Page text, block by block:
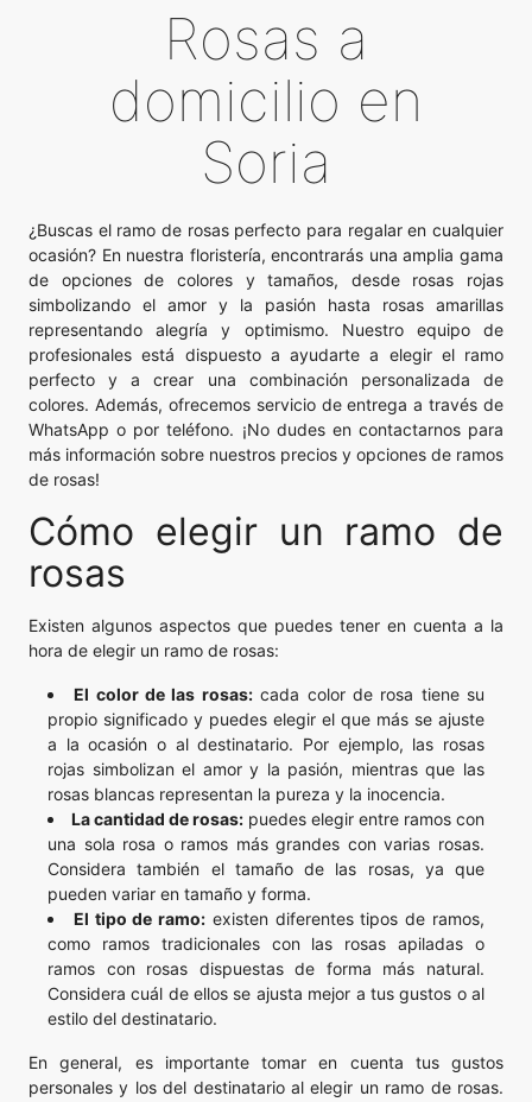
Rosas a
domicilio en
Soria
¿Buscas el ramo de rosas perfecto para regalar en cualquier
ocasión? En nuestra floristería, encontrarás una amplia gama
de opciones de colores y tamaños, desde rosas rojas
simbolizando el amor y la pasión hasta rosas amarillas
representando alegría y optimismo. Nuestro equipo de
profesionales está dispuesto a ayudarte a elegir el ramo
perfecto y a crear una combinación personalizada de
colores. Además, ofrecemos servicio de entrega a través de
WhatsApp o por teléfono. ¡No dudes en contactarnos para
más información sobre nuestros precios y opciones de ramos
de rosas!
Cómo elegir un ramo de
rosas
Existen algunos aspectos que puedes tener en cuenta a la
hora de elegir un ramo de rosas:
El color de las rosas:cada color de rosa tiene su
propio significado y puedes elegir el que más se ajuste
a la ocasión o al destinatario. Por ejemplo, las rosas
rojas simbolizan el amor y la pasión, mientras que las
rosas blancas representan la pureza y la inocencia.
La cantidad de rosas: puedes elegir entre ramos con
una sola rosa o ramos más grandes con varias rosas.
Considera también el tamaño de las rosas, ya que
pueden variar en tamaño y forma.
El tipo de ramo: existen diferentes tipos de ramos,
como ramos tradicionales con las rosas apiladas o
ramos con rosas dispuestas de forma más natural.
Considera cuál de ellos se ajusta mejor a tus gustos o al
estilo del destinatario.
En general, es importante tomar en cuenta tus gustos
personales y los del destinatario al elegir un ramo de rosas.